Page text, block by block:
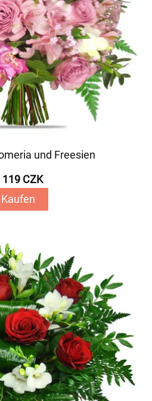
und Freesien
119 CZK
Kaufen